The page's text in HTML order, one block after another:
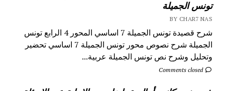
تونس الجميلة
BY CHAR7 NAS
شرح قصيدة تونس الجميلة 7 اساسي المحور 4 الرابع تونس
الجميلة شرح نصوص محور تونس الجميلة 7 اساسي تحضير
وتحليل وشرح نص تونس الجميلة عربية...
Comments closed